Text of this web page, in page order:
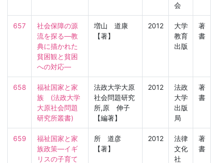
会
657
社会保障の源
流を探る―教
典に描かれた
貧困観と貧困
への対応―
増山 道康
【著】
2012
大学
教育
出版
著
書
658
福祉国家と家
族　(法政大学
大原社会問題
研究所叢書)
法政大学大原
社会問題研究
所,原 伸子
【編著】
2012
法政
大学
出版
局
著
書
659
福祉国家と家
族政策―イギ
リスの子育て
所 道彦
【著】
2012
法律
文化
社
著
書